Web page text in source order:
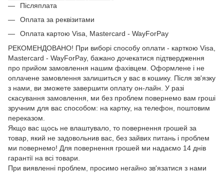
Післяплата
Оплата за реквізитами
Оплата картою Visa, Mastercard - WayForPay
РЕКОМЕНДОВАНО! При виборі способу оплати - карткою Visa,
Mastercard - WayForPay, бажано дочекатися підтвердження
про прийом замовлення нашим фахівцем. Оформлене і не
оплачене замовлення залишиться у вас в кошику. Після зв'язку
з нами, ви зможете завершити оплату он-лайн. У разі
скасування замовлення, ми без проблем повернемо вам гроші
зручним для вас способом: на картку, на телефон, поштовим
переказом.
Якщо вас щось не влаштувало, то повернення грошей за
товар, який не задовольнив вас, без зайвих питань і проблем
ми повернемо! Для повернення грошей ми надаємо 14 днів
гарантії на всі товари.
При виявленні проблем, просимо негайно зв'язатися з нами